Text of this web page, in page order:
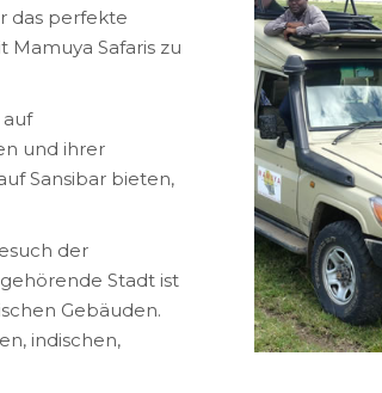
das perfekte
Mamuya Safaris zu
auf
und ihrer
Sansibar bieten,
der
Stadt ist
Gebäuden.
indischen,